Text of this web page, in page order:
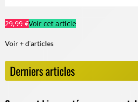
29,99 €Voir cet article
Voir + d'articles
Derniers articles